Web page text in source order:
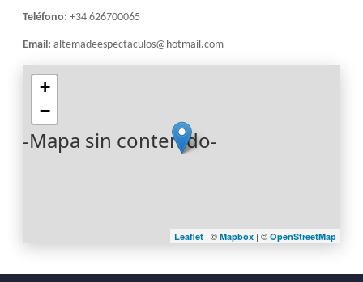
Teléfono:+34 626700065
Email:altemadeespectaculos@hotmail.com
-Mapa sin contenido-
+
−
Leaflet| © Mapbox | © OpenStreetMap